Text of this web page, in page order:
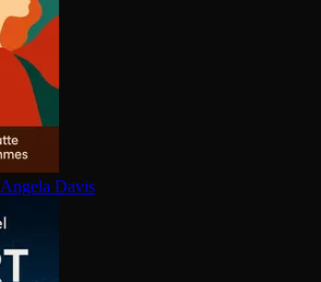
Angela Davis